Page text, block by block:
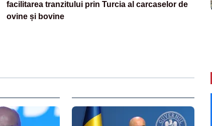
facilitarea tranzitului prin Turcia al carcaselor de
ovine și bovine